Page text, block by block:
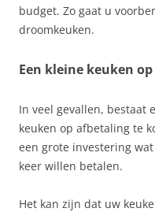
budget. Zo gaat u
droomkeuken.
Een kleine keuken
In veel gevallen, bestaat
keuken op afbetaling te
een grote investering
keer willen betalen.
Het kan zijn dat uw